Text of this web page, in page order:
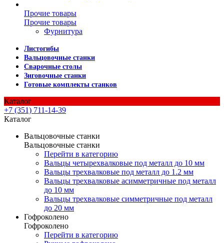
Прочие товары
Прочие товары
Фурнитура
Листогибы
Вальцовочные станки
Сварочные столы
Зиговочные станки
Готовые комплекты станков
Каталог
+7 (351) 711-14-39
Каталог
Вальцовочные станки
Вальцовочные станки
Перейти в категорию
Вальцы четырехвалковые под металл до 10 мм
Вальцы трехвалковые под металл до 1.2 мм
Вальцы трехвалковые асимметричные под металл
до 10 мм
Вальцы трехвалковые симметричные под металл
до 20 мм
Гофроколено
Гофроколено
Перейти в категорию